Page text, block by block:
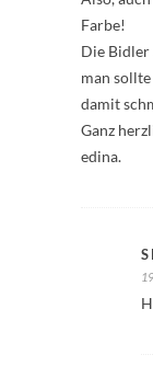
Farbe!
Die Bidler
man
damit
Ganz
edina.